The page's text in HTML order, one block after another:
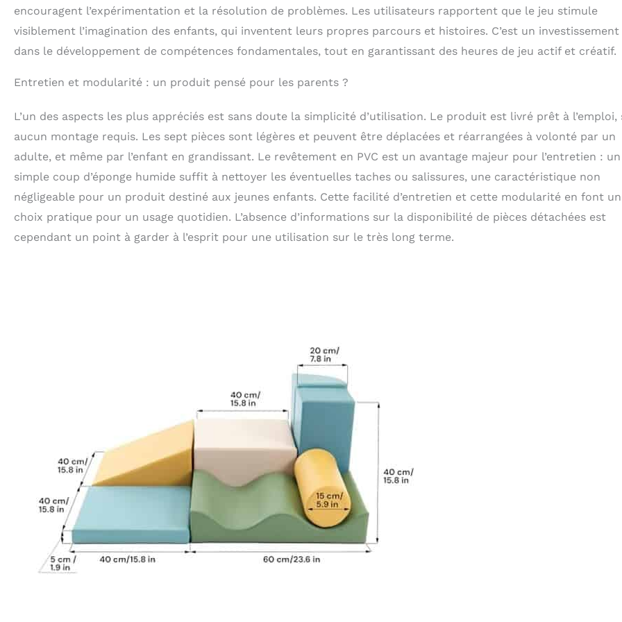
encouragent l’expérimentation et la résolution de problèmes. Les utilisateurs rapportent que le jeu stimule
visiblement l’imagination des enfants, qui inventent leurs propres parcours et histoires. C’est un investissement
dans le développement de compétences fondamentales, tout en garantissant des heures de jeu actif et créatif.
Entretien et modularité : un produit pensé pour les parents ?
L’un des aspects les plus appréciés est sans doute la simplicité d’utilisation. Le produit est livré prêt à l’emploi,
aucun montage requis. Les sept pièces sont légères et peuvent être déplacées et réarrangées à volonté par un
adulte, et même par l’enfant en grandissant. Le revêtement en PVC est un avantage majeur pour l’entretien : un
simple coup d’éponge humide suffit à nettoyer les éventuelles taches ou salissures, une caractéristique non
négligeable pour un produit destiné aux jeunes enfants. Cette facilité d’entretien et cette modularité en font un
choix pratique pour un usage quotidien. L’absence d’informations sur la disponibilité de pièces détachées est
cependant un point à garder à l’esprit pour une utilisation sur le très long terme.